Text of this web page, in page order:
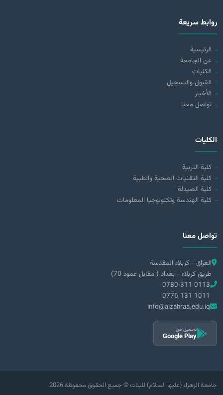
روابط سريعة
الرئيسية
عن الجامعة
الكليات
القبول والتسجيل
الأخبار
تواصل معنا
الكليات
كلية التربية
كلية التقنيات الصحية والطبية
كلية الصيدلة
كلية الهندسة وتكنولوجيا المعلومات
تواصل معنا
العراق - كربلاء المقدسة
طريق كربلاء - بغداد ( مقابل عمود 70)
0780 311 0113
0776 131 1011
info@alzahraa.edu.iq
تحميل من
Google Play
2026 جامعة الزهراء (عليها السلام) للبنات © جميع الحقوق محفوظة